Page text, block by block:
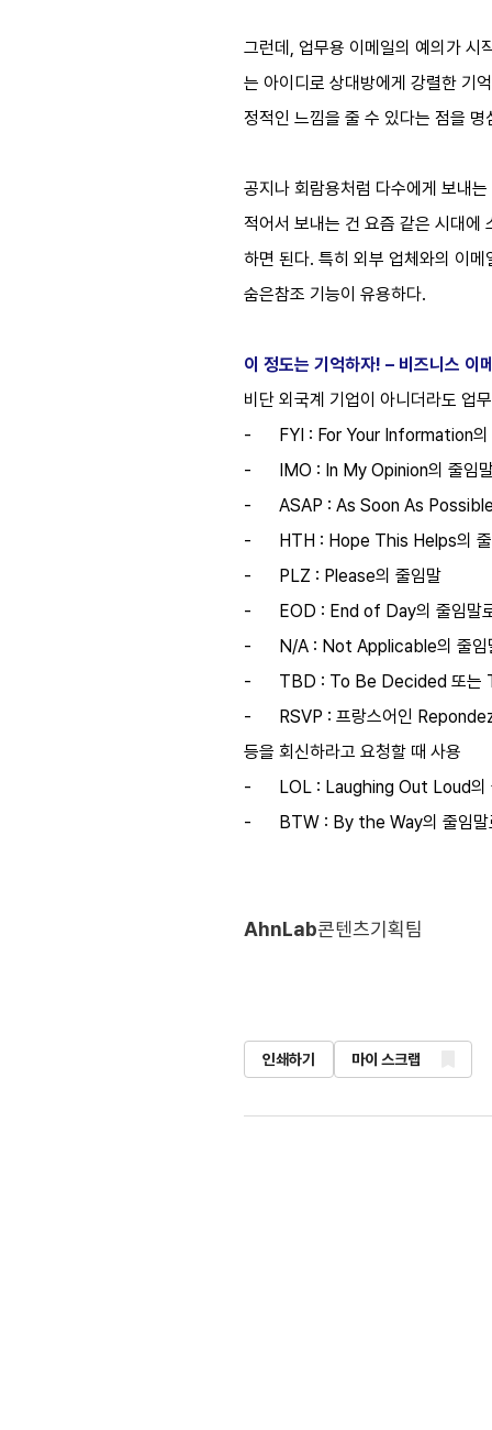
그런데, 업무용 이메일의 예의가 시
는 아이디로 상대방에게 강렬한 기
정적인 느낌을 줄 수 있다는 점을
공지나 회람용처럼 다수에게 보내
적어서 보내는 건 요즘 같은 시대에
하면 된다. 특히 외부 업체와의 이
숨은참조 기능이 유용하다.
이 정도는 기억하자! – 비즈니스 이
비단 외국계 기업이 아니더라도 업
-
FYI : For Your Information
-
IMO : In My Opinion의 줄임
-
ASAP : As Soon As Possible
-
HTH : Hope This Helps의 줄
-
PLZ : Please의 줄임말
-
EOD : End of Day의 줄임말
-
N/A : Not Applicable의 줄임
-
TBD : To Be Decided 또는
-
RSVP : 프랑스어인
등을 회신하라고 요청할 때 사용
-
LOL : Laughing Out Loud의
-
BTW : By the Way의 줄임말
AhnLab콘텐츠기획팀
인쇄하기 마이 스크랩